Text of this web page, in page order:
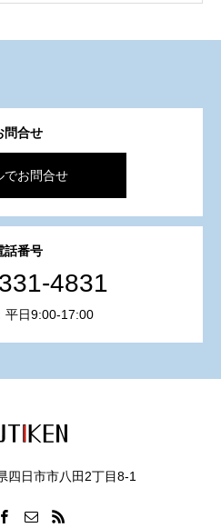
問合せ
でお問合せ
話番号
4831
平日9:00-17:00
四日市市八田2丁目8‐1